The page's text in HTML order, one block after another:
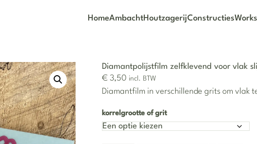
HomeAmbachtHoutzagerijConstructies
Diamantpolijstfilm zelfklevend voor vlak
€ 3,50 incl. BTW
Diamantfilm in verschillende grits om vlak
korrelgrootte of grit